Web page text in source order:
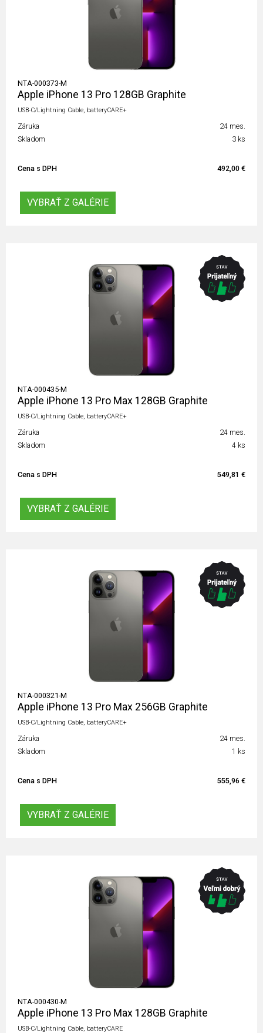
NTA-000373-M
Apple iPhone 13 Pro 128GB Graphite
USB-C/Lightning Cable, batteryCARE+
Záruka
24 mes.
Skladom
3 ks
Cena s DPH 492,00 €
VYBRAŤ Z GALÉRIE
NTA-000435-M
Apple iPhone 13 Pro Max 128GB Graphite
USB-C/Lightning Cable, batteryCARE+
Záruka
24 mes.
Skladom
4 ks
Cena s DPH 549,81 €
VYBRAŤ Z GALÉRIE
NTA-000321-M
Apple iPhone 13 Pro Max 256GB Graphite
USB-C/Lightning Cable, batteryCARE+
Záruka
24 mes.
Skladom
1 ks
Cena s DPH 555,96 €
VYBRAŤ Z GALÉRIE
NTA-000430-M
Apple iPhone 13 Pro Max 128GB Graphite
USB-C/Lightning Cable, batteryCARE